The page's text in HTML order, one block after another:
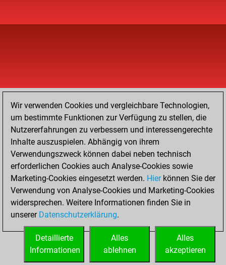
Wir verwenden Cookies und vergleichbare Technologien,
um bestimmte Funktionen zur Verfügung zu stellen, die
Nutzererfahrungen zu verbessern und interessengerechte
Inhalte auszuspielen. Abhängig von ihrem
Verwendungszweck können dabei neben technisch
erforderlichen Cookies auch Analyse-Cookies sowie
Marketing-Cookies eingesetzt werden. Hierkönnen Sie der
Verwendung von Analyse-Cookies und Marketing-Cookies
widersprechen. Weitere Informationen finden Sie in
unserer Datenschutzerklärung.
Alles
akzeptieren
Alles
ablehnen
Detaillierte
Informationen